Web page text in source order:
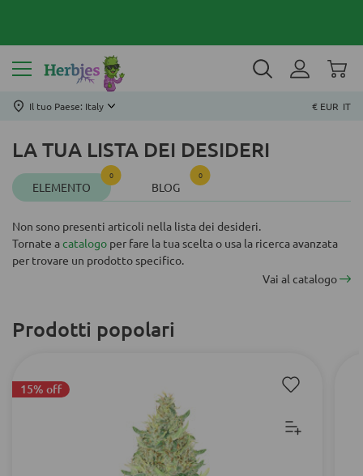
Il tuo Paese: Italy € EUR IT
LA TUA LISTA DEI DESIDERI
ELEMENTO
0
BLOG
0
Non sono presenti articoli nella lista dei desideri.
Tornate acatalogo per fare la tua scelta o usa la ricerca avanzata
per trovare un prodotto specifico.
Vai al catalogo
Prodotti popolari
15% off